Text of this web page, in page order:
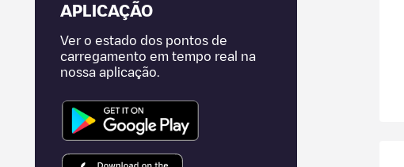
APLICAÇÃO
Ver o estado dos pontos de
carregamento em tempo real na
nossa aplicação.